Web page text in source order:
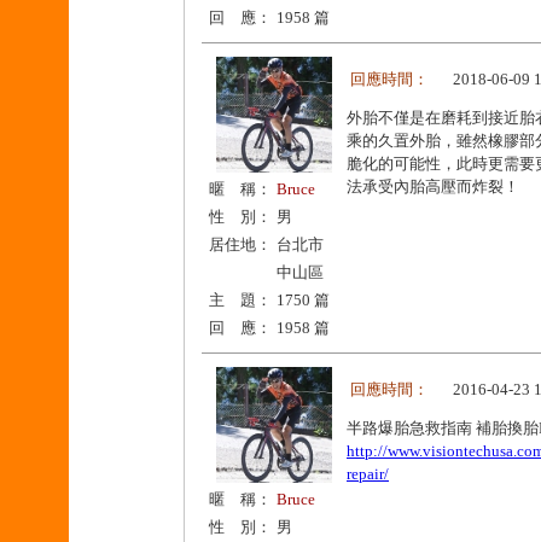
回 應：
1958 篇
暱 稱： Bruce
性 別：
男
居住地：
台北市
中山區
主 題：
1750 篇
回 應：
1958 篇
回應時間： 2018-06-09
外胎不僅是在磨耗到接近
乘的久置外胎，雖然橡膠
脆化的可能性，此時更需
法承受內胎高壓而炸裂！
暱 稱： Bruce
性 別：
男
回應時間： 2016-04-23
半路爆胎急救指南 補胎換
http://
repair/